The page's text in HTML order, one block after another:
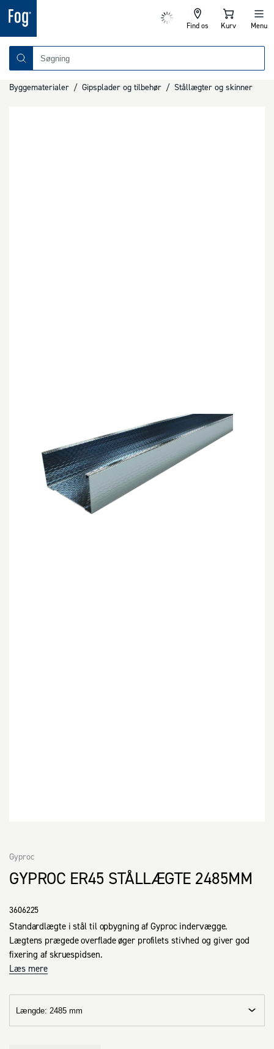
Find os Kurv Menu
Byggematerialer / Gipsplader og tilbehør / Stållægter og skinner
GYPROC ER45 STÅLLÆGTE 2485MM
Gyproc
3606225
Standardlægte i stål til opbygning af Gyproc indervægge.
Lægtens prægede overflade øger profilets stivhed og giver god
fixering af skruespidsen.
Læs mere
Længde: 2485 mm